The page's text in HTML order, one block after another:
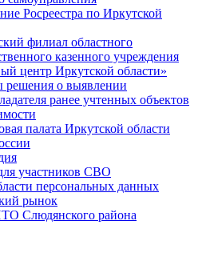
Росреестра по Иркутской
филиал областного
казенного учреждения
центр Иркутской области»
решения о выявлении
ранее учтенных объектов
палата Иркутской области
участников СВО
персональных данных
рынок
Слюдянского района